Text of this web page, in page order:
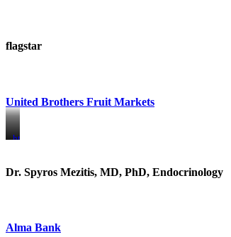
flagstar
United Brothers Fruit Markets
https://www.unitedbrothersfruitmarkets.com/
https://www.unitedbrothersfruitmarkets.com/
Dr. Spyros Mezitis, MD, PhD, Endocrinology
Alma Bank